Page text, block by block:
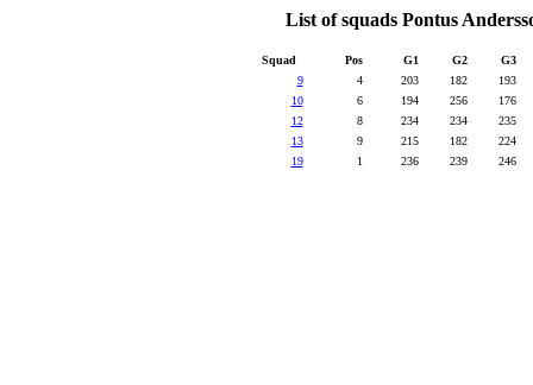
List of squads Pontus
Squad Pos G1 G2
G3
9
4 203 182
193
10
6 194 256
176
12
8 234 234
235
13
9 215 182
224
19
1 236 239 246